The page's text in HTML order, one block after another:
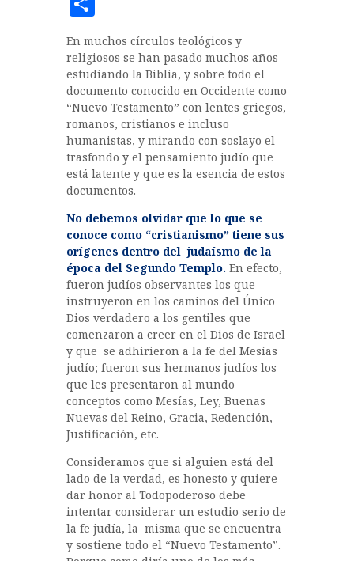
e
b
o
o
k
te
r
s
A
p
o
m
p
a
rt
ir
En muchos círculos teológicos y
religiosos se han pasado muchos años
estudiando la Biblia, y sobre todo el
documento conocido en Occidente como
“Nuevo Testamento” con lentes griegos,
romanos, cristianos e incluso
humanistas, y mirando con soslayo el
trasfondo y el pensamiento judío que
está latente y que es la esencia de estos
documentos.
No debemos olvidar que lo que se
conoce como “cristianismo” tiene sus
orígenes dentro del judaísmo de la
época del Segundo Templo. En efecto,
fueron judíos observantes los que
instruyeron en los caminos del Único
Dios verdadero a los gentiles que
comenzaron a creer en el Dios de Israel
y que se adhirieron a la fe del Mesías
judío; fueron sus hermanos judíos los
que les presentaron al mundo
conceptos como Mesías, Ley, Buenas
Nuevas del Reino, Gracia, Redención,
Justificación, etc.
Consideramos que si alguien está del
lado de la verdad, es honesto y quiere
dar honor al Todopoderoso debe
intentar considerar un estudio serio de
la fe judía, la misma que se encuentra
y sostiene todo el “Nuevo Testamento”.